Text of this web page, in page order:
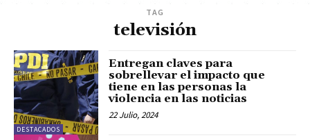
TAG
televisión
DESTACADOS
Entregan claves para
sobrellevar el impacto que
tiene en las personas la
violencia en las noticias
22 Julio, 2024